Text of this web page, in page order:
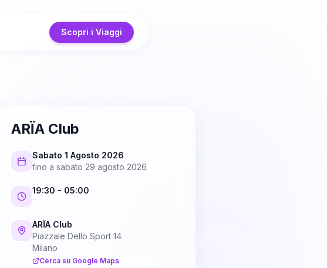
Scopri i Viaggi
ARÏA Club
Sabato 1 Agosto 2026
fino a sabato 29 agosto 2026
19:30 - 05:00
ARÏA Club
Piazzale Dello Sport 14
Milano
Cerca su Google Maps